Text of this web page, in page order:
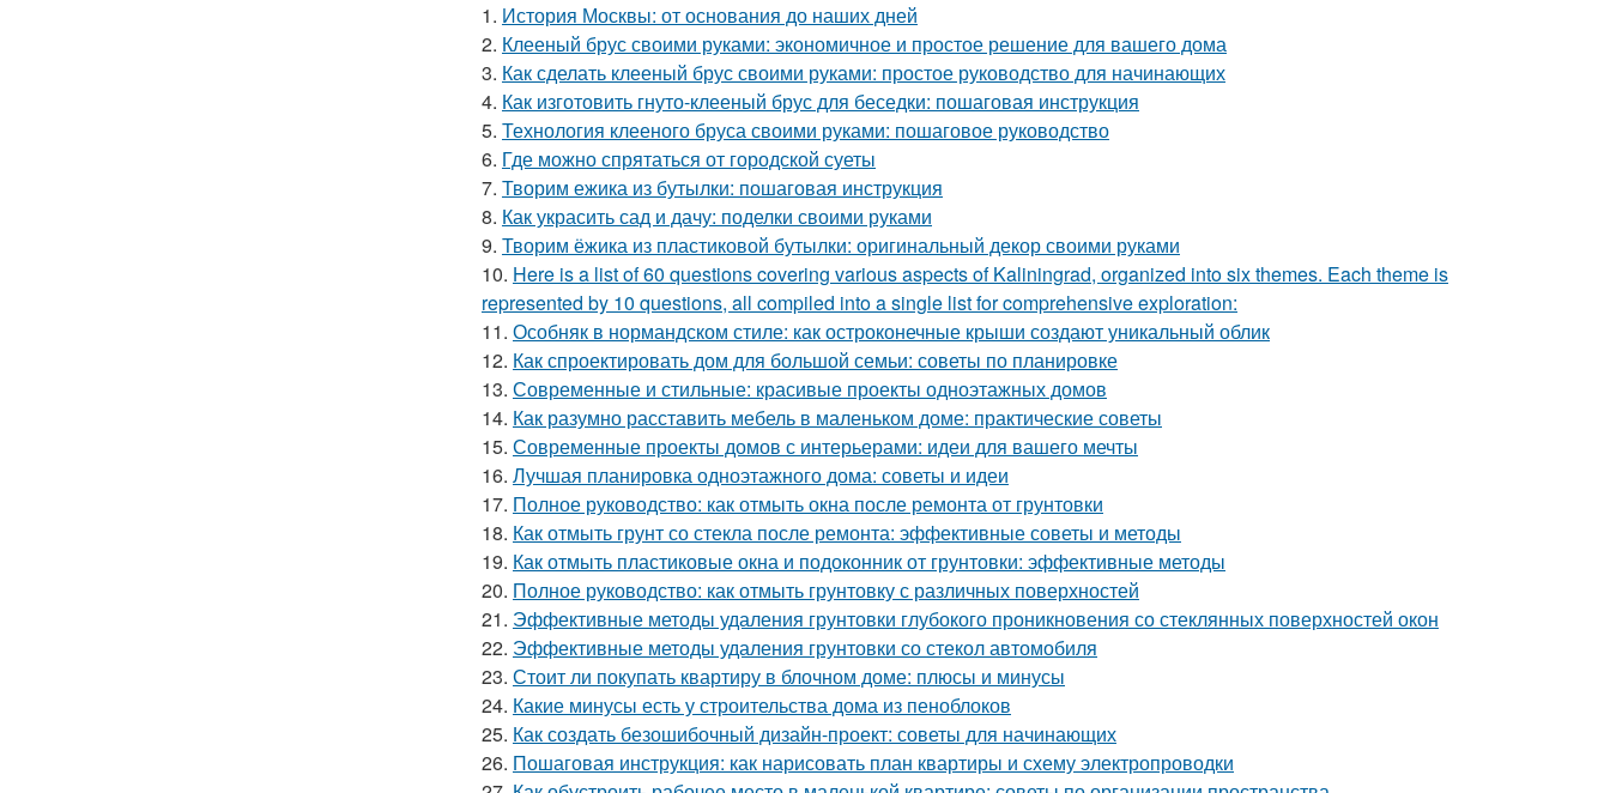
1. История Москвы: от основания до наших дней
2. Клееный брус своими руками: экономичное и простое решение для вашего дома
3. Как сделать клееный брус своими руками: простое руководство для начинающих
4. Как изготовить гнуто-клееный брус для беседки: пошаговая инструкция
5. Технология клееного бруса своими руками: пошаговое руководство
6. Где можно спрятаться от городской суеты
7. Творим ежика из бутылки: пошаговая инструкция
8. Как украсить сад и дачу: поделки своими руками
9. Творим ёжика из пластиковой бутылки: оригинальный декор своими руками
10. Here is a list of 60 questions covering various aspects of Kaliningrad, organized into six themes. Each theme is
represented by 10 questions, all compiled into a single list for comprehensive exploration:
11. Особняк в нормандском стиле: как остроконечные крыши создают уникальный облик
12. Как спроектировать дом для большой семьи: советы по планировке
13. Современные и стильные: красивые проекты одноэтажных домов
14. Как разумно расставить мебель в маленьком доме: практические советы
15. Современные проекты домов с интерьерами: идеи для вашего мечты
16. Лучшая планировка одноэтажного дома: советы и идеи
17. Полное руководство: как отмыть окна после ремонта от грунтовки
18. Как отмыть грунт со стекла после ремонта: эффективные советы и методы
19. Как отмыть пластиковые окна и подоконник от грунтовки: эффективные методы
20. Полное руководство: как отмыть грунтовку с различных поверхностей
21. Эффективные методы удаления грунтовки глубокого проникновения со стеклянных поверхностей окон
22. Эффективные методы удаления грунтовки со стекол автомобиля
23. Стоит ли покупать квартиру в блочном доме: плюсы и минусы
24. Какие минусы есть у строительства дома из пеноблоков
25. Как создать безошибочный дизайн-проект: советы для начинающих
26. Пошаговая инструкция: как нарисовать план квартиры и схему электропроводки